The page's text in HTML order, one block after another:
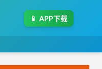
📱 APP下载